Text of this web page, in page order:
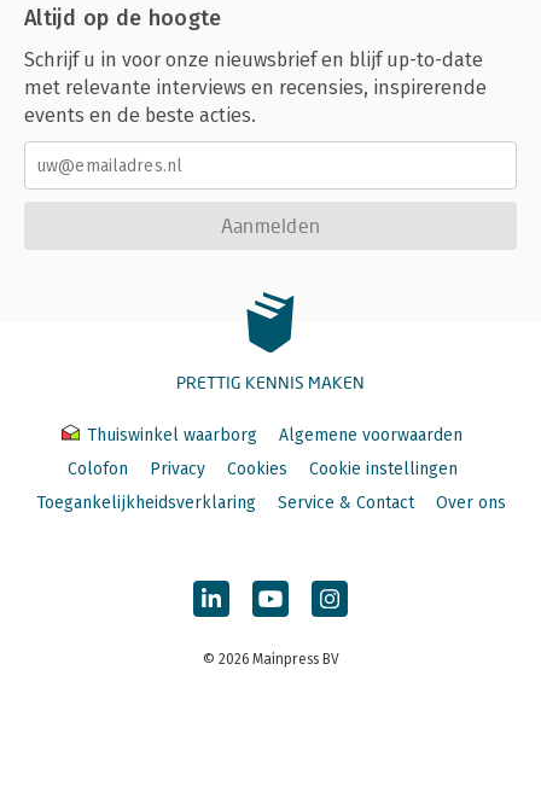
Altijd op de hoogte
Schrijf u in voor onze nieuwsbrief en blijf up-to-date
met relevante interviews en recensies, inspirerende
events en de beste acties.
Aanmelden
PRETTIG KENNIS MAKEN
Thuiswinkel waarborg
Algemene voorwaarden
Colofon
Privacy Cookies
Cookie instellingen
Toegankelijkheidsverklaring
Service & Contact Over ons
© 2026 Mainpress BV